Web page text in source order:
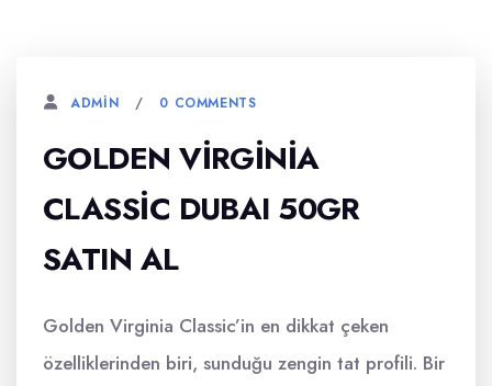
ADMIN 0 COMMENTS
GOLDEN VIRGINIA
CLASSIC DUBAI 50GR
SATIN AL
Golden Virginia Classic’in en dikkat çeken
özelliklerinden biri, sunduğu zengin tat profili. Bir